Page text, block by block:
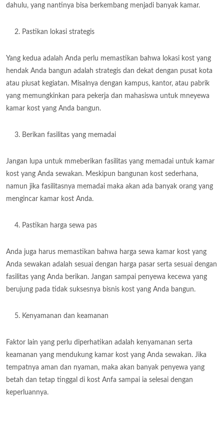
dahulu, yang nantinya bisa berkembang menjadi banyak kamar.
Pastikan lokasi strategis
Yang kedua adalah Anda perlu memastikan bahwa lokasi kost yang
hendak Anda bangun adalah strategis dan dekat dengan pusat kota
atau piusat kegiatan. Misalnya dengan kampus, kantor, atau pabrik
yang memungkinkan para pekerja dan mahasiswa untuk mneyewa
kamar kost yang Anda bangun.
Berikan fasilitas yang memadai
Jangan lupa untuk mmeberikan fasilitas yang memadai untuk kamar
kost yang Anda sewakan. Meskipun bangunan kost sederhana,
namun jika fasilitasnya memadai maka akan ada banyak orang yang
mengincar kamar kost Anda.
Pastikan harga sewa pas
Anda juga harus memastikan bahwa harga sewa kamar kost yang
Anda sewakan adalah sesuai dengan harga pasar serta sesuai dengan
fasilitas yang Anda berikan. Jangan sampai penyewa kecewa yang
berujung pada tidak suksesnya bisnis kost yang Anda bangun.
Kenyamanan dan keamanan
Faktor lain yang perlu diperhatikan adalah kenyamanan serta
keamanan yang mendukung kamar kost yang Anda sewakan. Jika
tempatnya aman dan nyaman, maka akan banyak penyewa yang
betah dan tetap tinggal di kost Anfa sampai ia selesai dengan
keperluannya.